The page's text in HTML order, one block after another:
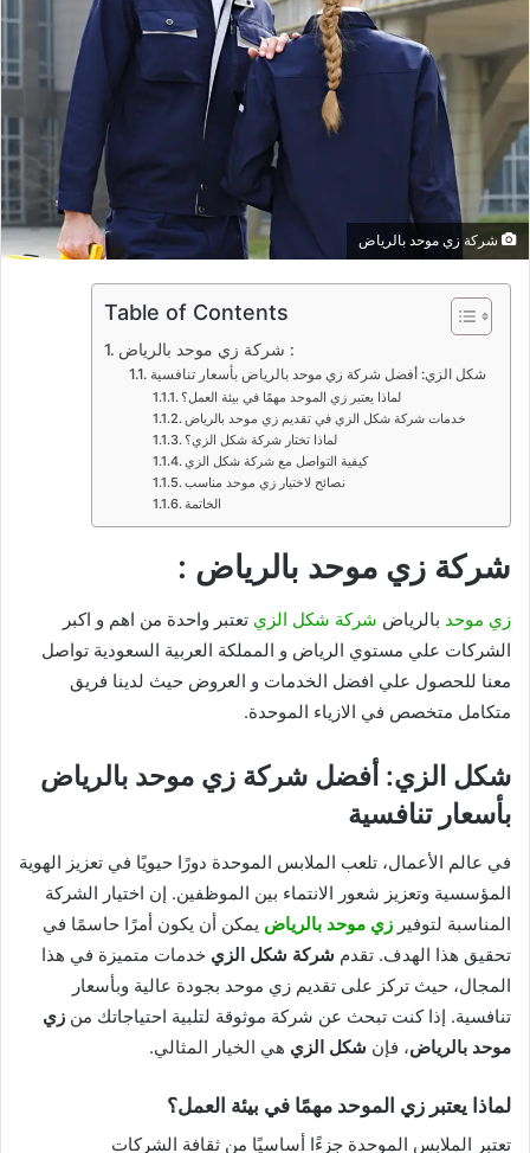
شركة زي موحد بالرياض
Table of Contents
شركة زي موحد بالرياض :
شكل الزي: أفضل شركة زي موحد بالرياض بأسعار تنافسية
لماذا يعتبر زي الموحد مهمًا في بيئة العمل؟
خدمات شركة شكل الزي في تقديم زي موحد بالرياض
لماذا تختار شركة شكل الزي؟
كيفية التواصل مع شركة شكل الزي
نصائح لاختيار زي موحد مناسب
الخاتمة
شركة زي موحد بالرياض :
زي موحد بالرياض شركة شكل الزي تعتبر واحدة من اهم و اكبر
الشركات علي مستوي الرياض و المملكة العربية السعودية تواصل
معنا للحصول علي افضل الخدمات و العروض حيث لدينا فريق
متكامل متخصص في الازياء الموحدة.
شكل الزي: أفضل شركة زي موحد بالرياض
بأسعار تنافسية
في عالم الأعمال، تلعب الملابس الموحدة دورًا حيويًا في تعزيز الهوية
المؤسسية وتعزيز شعور الانتماء بين الموظفين. إن اختيار الشركة
المناسبة لتوفير زي موحد بالرياض يمكن أن يكون أمرًا حاسمًا في
تحقيق هذا الهدف. تقدم شركة شكل الزي خدمات متميزة في هذا
المجال، حيث تركز على تقديم زي موحد بجودة عالية وبأسعار
تنافسية. إذا كنت تبحث عن شركة موثوقة لتلبية احتياجاتك من زي
موحد بالرياض، فإن شكل الزي هي الخيار المثالي.
لماذا يعتبر زي الموحد مهمًا في بيئة العمل؟
تعتبر الملابس الموحدة جزءًا أساسيًا من ثقافة الشركات